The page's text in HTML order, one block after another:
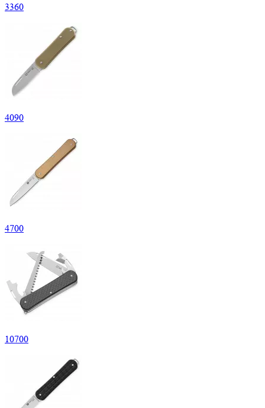
3360
4090
4700
10700